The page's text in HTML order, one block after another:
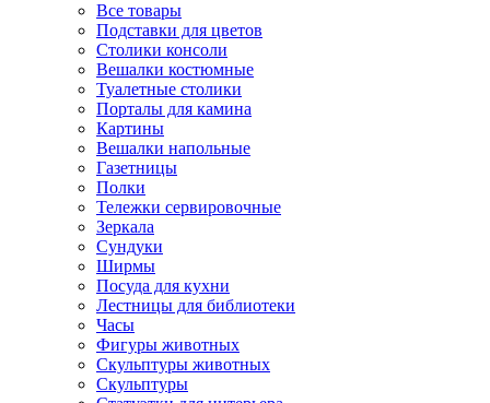
Все товары
Подставки для цветов
Столики консоли
Вешалки костюмные
Туалетные столики
Порталы для камина
Картины
Вешалки напольные
Газетницы
Полки
Тележки сервировочные
Зеркала
Сундуки
Ширмы
Посуда для кухни
Лестницы для библиотеки
Часы
Фигуры животных
Скульптуры животных
Скульптуры